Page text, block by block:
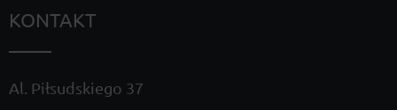
KONTAKT
Al. Piłsudskiego 37